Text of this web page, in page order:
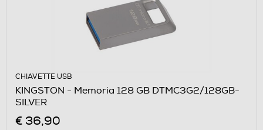
CHIAVETTE USB
KINGSTON - Memoria 128 GB DTMC3G2/128GB-
SILVER
€ 36,90